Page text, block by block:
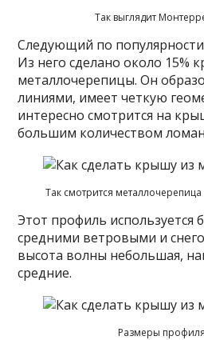
Так выглядит
Следующий по
Из него сделано около 15%
металлочерепицы. Он
линиями, имеет четкую
интересно смотрится на
большим количеством
Так смотрится
Этот профиль используется
средними ветровыми и
высота волны небольшая,
средние.
Размеры